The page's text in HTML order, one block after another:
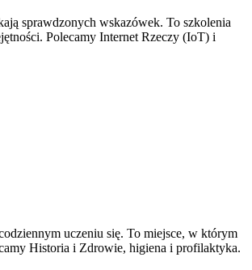
sprawdzonych wskazówek. To szkolenia
Polecamy Internet Rzeczy (IoT) i
uczeniu się. To miejsce, w którym
Historia i Zdrowie, higiena i profilaktyka.